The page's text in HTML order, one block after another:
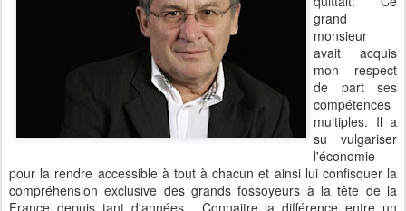
grand
monsieur
avait acquis
mon respect
de part ses
compétences
multiples. Il a
su vulgariser
l'économie
pour la rendre accessible à tout à chacun et ainsi lui confisquer la
compréhension exclusive des grands fossoyeurs à la tête de la
France depuis tant d'années... Connaitre la différence entre un